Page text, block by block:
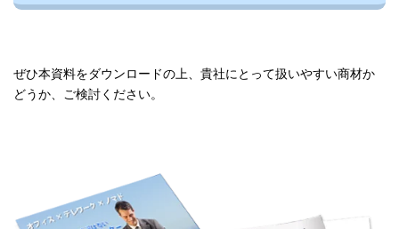
ぜひ本資料をダウンロードの上、貴社にとって扱いやすい商材か
どうか、ご検討ください。